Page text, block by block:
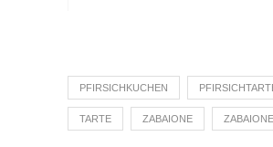
PFIRSICHKUCHEN
TARTE ZABAIONE